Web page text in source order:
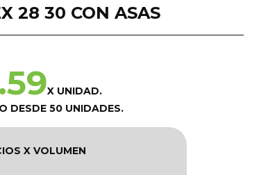
28 30 CON ASAS
X UNIDAD.
DESDE 50 UNIDADES.
X VOLUMEN